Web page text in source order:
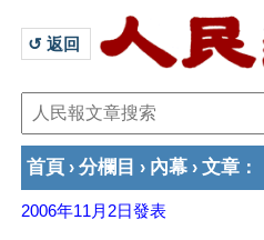
↺ 返回
首頁 › 分欄目 › 內幕 › 文章 ：
2006年11月2日發表